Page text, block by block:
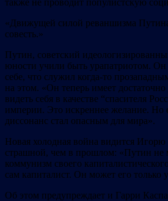
«Движущей силой реваншизма Путина
совесть.»
Путин, советский
юности учили быть урапатриотом. Он
себе, что служил когда-то
на этом. «Он теперь имеет
видеть себя в качестве “спасителя
империи. Это искреннее желание. Но
диссонанс стал опасным для мира».
Новая холодная война видится
страшной, чем в прошлом: «Путин не
коммунизм своего
сам капиталист. Он может его только
Об этом предупреждает и Гарри